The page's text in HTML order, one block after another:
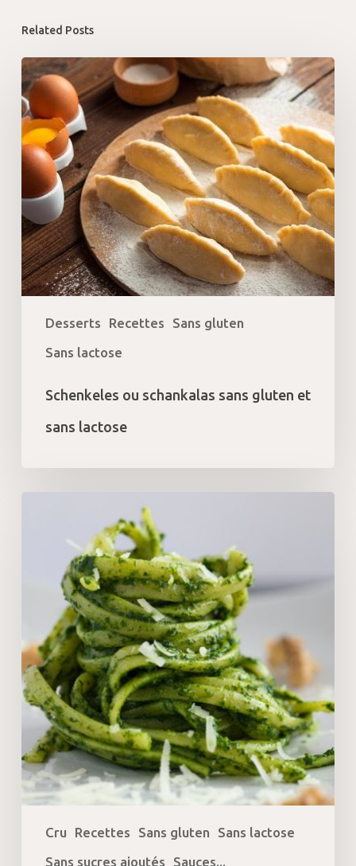
Related Posts
Desserts Recettes
Sans gluten
Sans lactose
Schenkeles
ou
schankalas
sans
gluten
et
sans
lactose
Schenkeles ou schankalas sans gluten et
sans lactose
Cru Recettes Sans gluten
Sans lactose
Sans sucres ajoutés
Sauces...